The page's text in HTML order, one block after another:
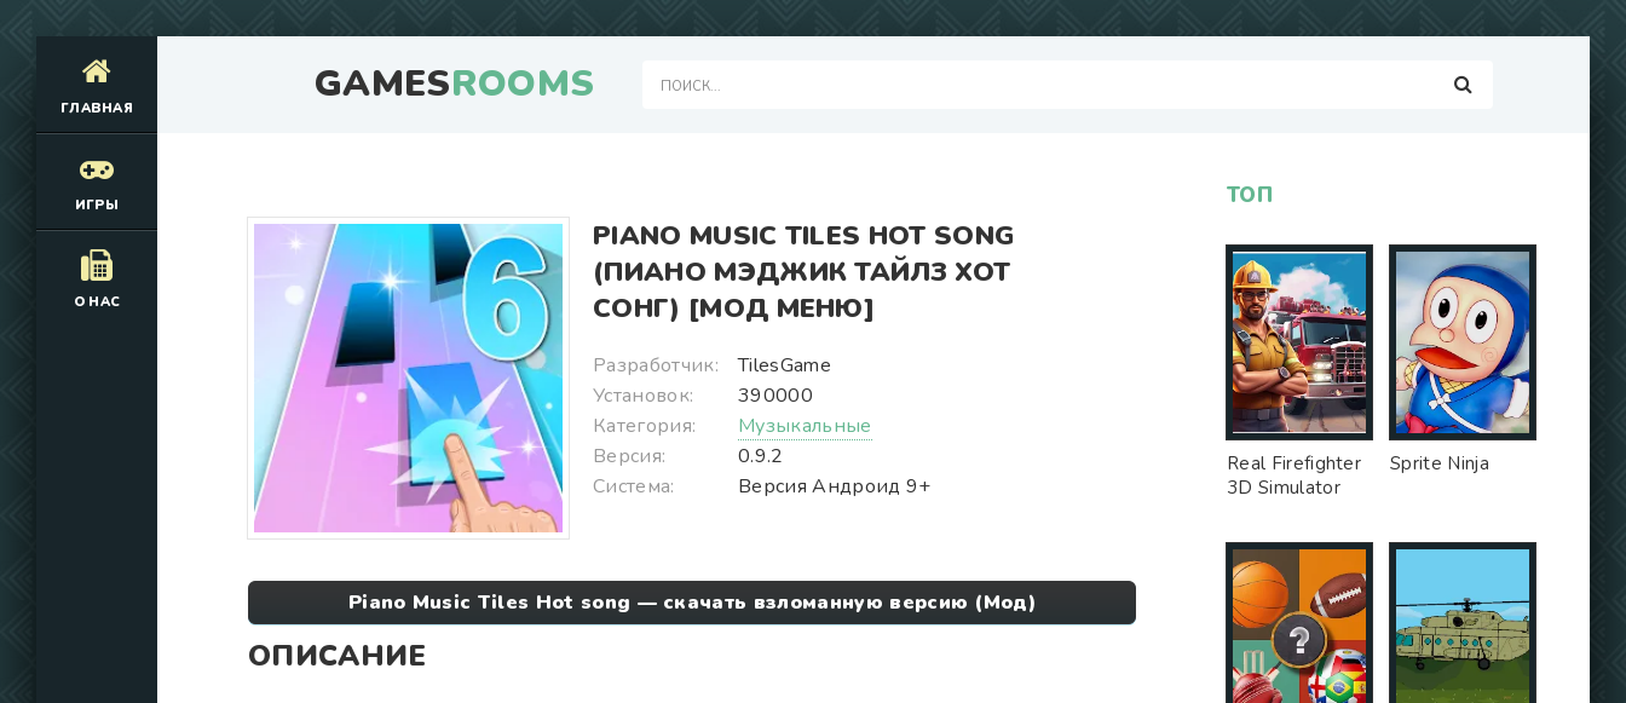
GAMESROOMS
ГЛАВНАЯ
ИГРЫ
О НАС
PIANO MUSIC TILES HOT SONG
(ПИАНО МЭДЖИК ТАЙЛЗ ХОТ
СОНГ) [МОД МЕНЮ]
Разработчик:
TilesGame
Установок:
390000
Категория:
Музыкальные
Версия:
0.9.2
Система:
Версия Андроид 9+
Piano Music Tiles Hot song — скачать взломанную версию (Мод)
ОПИСАНИЕ
ТОП
Real Firefighter
3D Simulator
Sprite Ninja